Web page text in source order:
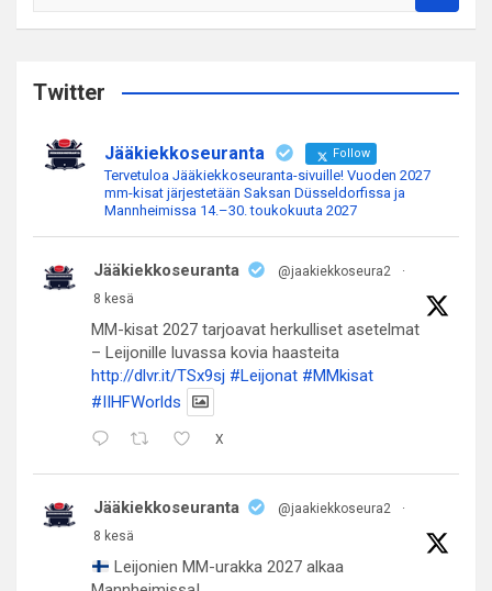
a
c
Twitter
Jääkiekkoseuranta Follow
Tervetuloa Jääkiekkoseuranta-sivuille! Vuoden 2027
mm-kisat järjestetään Saksan Düsseldorfissa ja
Mannheimissa 14.–30. toukokuuta 2027
Jääkiekkoseuranta @jaakiekkoseura2
·
8 kesä
MM-kisat 2027 tarjoavat herkulliset asetelmat
– Leijonille luvassa kovia haasteita
http://dlvr.it/TSx9sj #Leijonat #MMkisat
#IIHFWorlds
X
Jääkiekkoseuranta @jaakiekkoseura2
·
8 kesä
Leijonien MM-urakka 2027 alkaa